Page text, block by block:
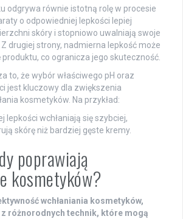
odgrywa równie istotną rolę w procesie
o odpowiedniej lepkości lepiej
skóry i stopniowo uwalniają swoje
drugiej strony, nadmierna lepkość może
produktu, co ogranicza jego skuteczność.
to, że wybór właściwego pH oraz
jest kluczowy dla zwiększenia
kosmetyków. Na przykład:
lepkości wchłaniają się szybciej,
skórę niż bardziej gęste kremy.
poprawiają
kosmetyków?
wchłaniania kosmetyków,
różnorodnych technik, które mogą